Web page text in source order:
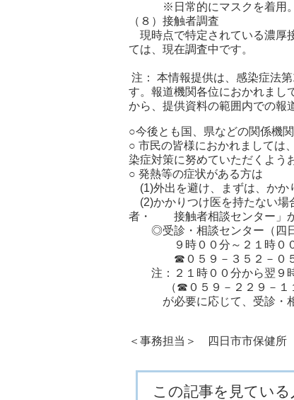
※日常的にマスクを着用。
（８）接触者調査
現時点で特定されている濃厚
ては、現在調査中です。
注： 本情報提供は、感染症法
す。報道機関各位におかれまし
から、提供資料の範囲内での報
○今後とも国、県などの関係機
○ 市民の皆様におかれましては
染症対策に努めていただくよう
○ 発熱等の症状がある方は
(1)外出を避け、まずは、かか
(2)かかりつけ医を持たない場
者・ 接触者相談センター」か
◎受診・相談センター（四
９時００分～２１時００分
☎０５９－３５２－０５
注：２１時００分から翌９時
（☎０５９－２２９－１１
が必要に応じて、受診・相
＜事務担当＞ 四日市市保健
この記事を見てい